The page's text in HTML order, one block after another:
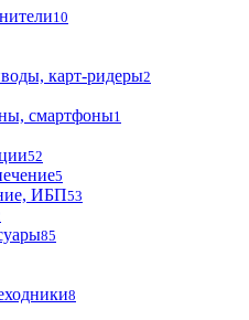
10
карт-ридеры2
смартфоны1
52
5
ИБП53
85
8